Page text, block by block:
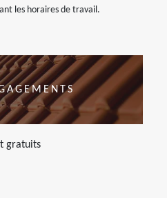
les horaires de travail.
gratuits